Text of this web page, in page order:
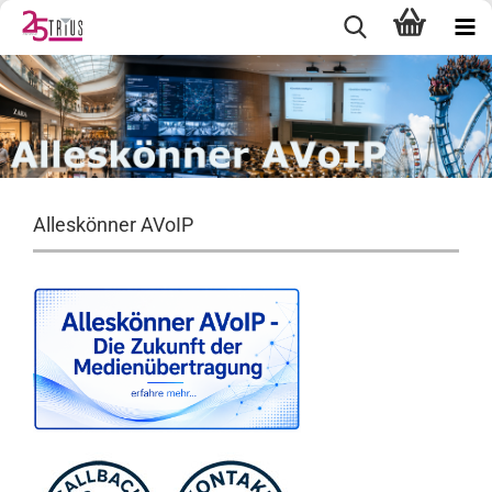
Alleskönner AVoIP